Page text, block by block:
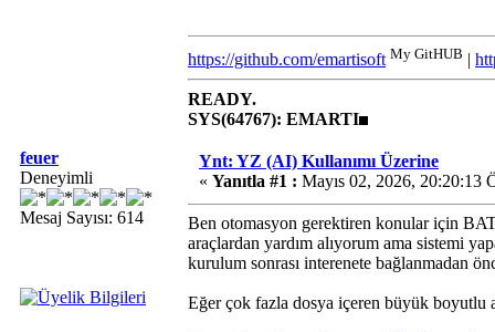
https://github.com/emartisoft My GitHUB |
READY.
SYS(64767): EMARTI
feuer
Deneyimli
Mesaj Sayısı: 614
Ynt: YZ (AI) Kullanımı Üzerine
« Yanıtla #1 : Mayıs 02, 2026, 20:20:13
Ben otomasyon gerektiren konular için
araçlardan yardım alıyorum ama sistemi
kurulum sonrası interenete bağlanmadan
Eğer çok fazla dosya içeren büyük boyutlu